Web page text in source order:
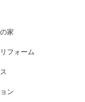
家
フォーム
ン